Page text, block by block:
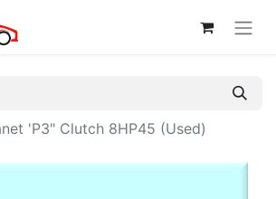
'P3" Clutch 8HP45 (Used)